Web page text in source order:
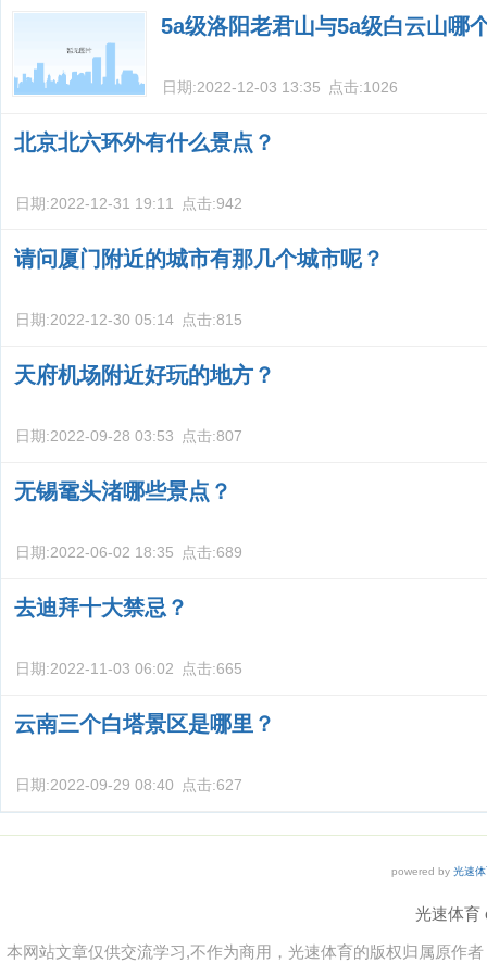
5a级洛阳老君山与5a级白云山哪
日期:2022-12-03 13:35 点击:1026
北京北六环外有什么景点？
日期:2022-12-31 19:11 点击:942
请问厦门附近的城市有那几个城市呢？
日期:2022-12-30 05:14 点击:815
天府机场附近好玩的地方？
日期:2022-09-28 03:53 点击:807
无锡鼋头渚哪些景点？
日期:2022-06-02 18:35 点击:689
去迪拜十大禁忌？
日期:2022-11-03 06:02 点击:665
云南三个白塔景区是哪里？
日期:2022-09-29 08:40 点击:627
powered by 光速
光速体育
本网站文章仅供交流学习,不作为商用，光速体育的版权归属原作